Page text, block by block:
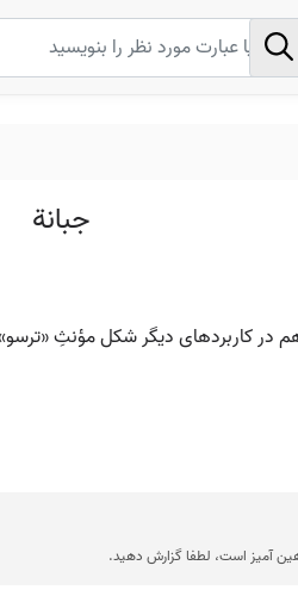
جبانة
در کاربردهای دیگر شکل مؤنثِ
آمیز است، لطفا گزارش دهید.